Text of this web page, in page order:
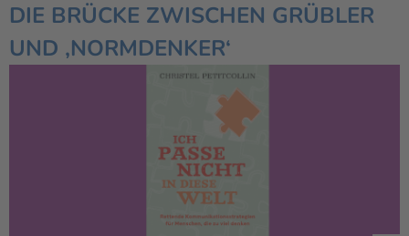
DIE BRÜCKE ZWISCHEN GRÜBLER
UND ‚NORMDENKER‘